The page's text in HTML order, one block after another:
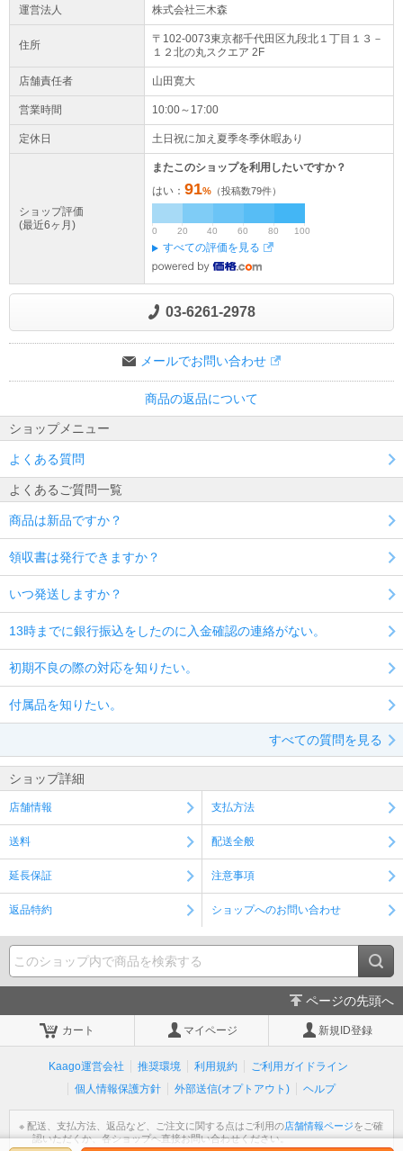
運営法人 株式会社三木森
住所 〒102-0073東京都千代田区九段北１丁目１３－
１２ 北の丸スクエア 2F
店舗責任者 山田寛大
営業時間 10:00～17:00
定休日 土日祝に加え夏季冬季休暇あり
ショップ評価
(最近6ヶ月)
またこのショップを利用したいですか？
はい： 91% （投稿数79件）
0 20 40 60 80 100
すべての評価を見る
03-6261-2978
メールでお問い合わせ
商品の返品について
ショップメニュー
よくある質問
よくあるご質問一覧
商品は新品ですか？
領収書は発行できますか？
いつ発送しますか？
13時までに銀行振込をしたのに入金確認の連絡がない。
初期不良の際の対応を知りたい。
付属品を知りたい。
すべての質問を見る
ショップ詳細
店舗情報 支払方法
送料 配送全般
延長保証 注意事項
返品特約 ショップへのお問い合わせ
ページの先頭へ
カート マイページ 新規ID登録
Kaago運営会社 推奨環境 利用規約
ご利用ガイドライン
個人情報保護方針
外部送信(オプトアウト) ヘルプ
※ 配送、支払方法、返品など、ご注文に関する点はご利用の店舗情報ページをご確
認いただくか、各ショップへ直接お問い合わせください。